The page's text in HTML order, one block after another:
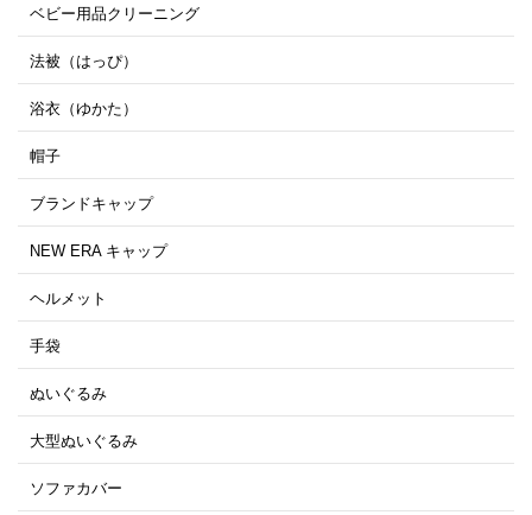
ベビー用品クリーニング
法被（はっぴ）
浴衣（ゆかた）
帽子
ブランドキャップ
NEW ERA キャップ
ヘルメット
手袋
ぬいぐるみ
大型ぬいぐるみ
ソファカバー